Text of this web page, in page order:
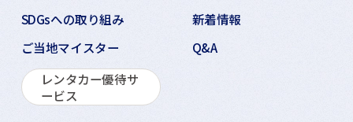
SDGsへの取り組み
新着情報
ご当地マイスター
Q&A
レンタカー優待サ
ービス